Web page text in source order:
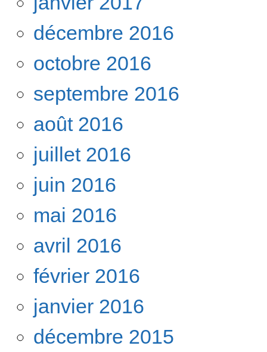
décembre 2016
octobre 2016
septembre 2016
août 2016
juillet 2016
juin 2016
mai 2016
avril 2016
février 2016
janvier 2016
décembre 2015